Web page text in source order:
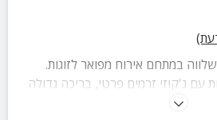
במתחם אירוח מפואר לזוגות.
עם ג'קוזי זרמים פרטי, בריכה גדולה
נוספות.